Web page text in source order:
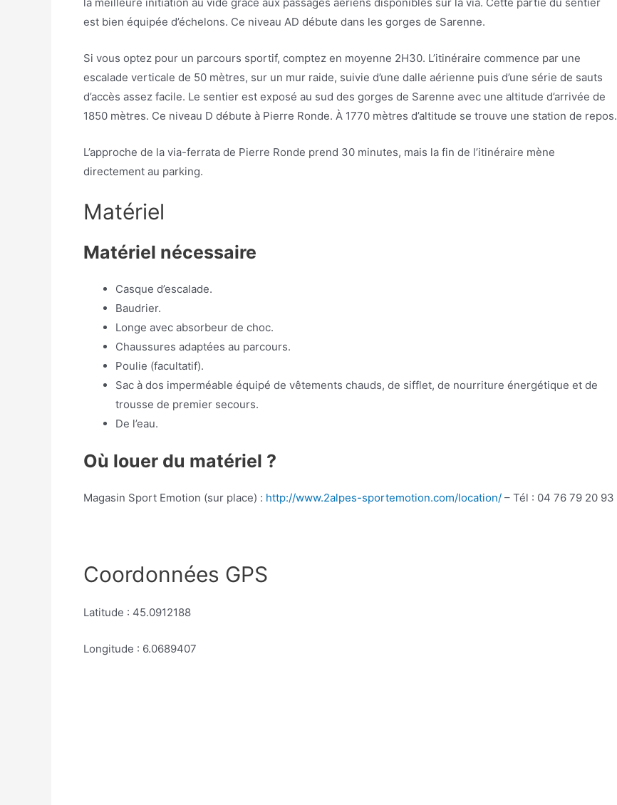
est bien équipée d’échelons. Ce niveau AD débute dans les gorges de Sarenne.
Si vous optez pour un parcours sportif, comptez en moyenne 2H30. L’itinéraire commence par une
escalade verticale de 50 mètres, sur un mur raide, suivie d’une dalle aérienne puis d’une série de sauts
d’accès assez facile. Le sentier est exposé au sud des gorges de Sarenne avec une altitude d’arrivée de
1850 mètres. Ce niveau D débute à Pierre Ronde. À 1770 mètres d’altitude se trouve une station de repos.
L’approche de la via-ferrata de Pierre Ronde prend 30 minutes, mais la fin de l’itinéraire mène
directement au parking.
Matériel
Matériel nécessaire
Casque d’escalade.
Baudrier.
Longe avec absorbeur de choc.
Chaussures adaptées au parcours.
Poulie (facultatif).
Sac à dos imperméable équipé de vêtements chauds, de sifflet, de nourriture énergétique et de
trousse de premier secours.
De l’eau.
Où louer du matériel ?
Magasin Sport Emotion (sur place) : http://www.2alpes-sportemotion.com/location/ – Tél : 04 76 79 20 93
Coordonnées GPS
Latitude : 45.0912188
Longitude : 6.0689407